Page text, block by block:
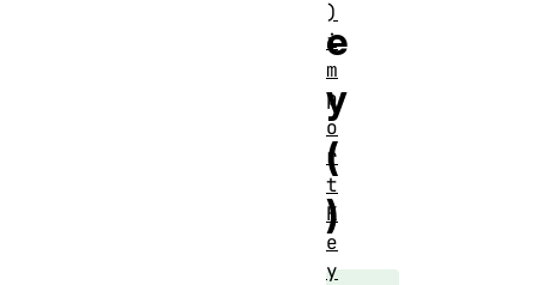
e
y
(
)
)
i
m
p
o
r
t
K
e
y